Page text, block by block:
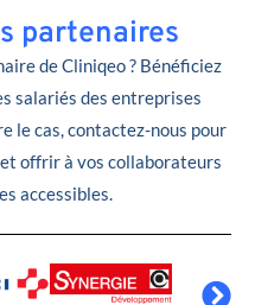
partenaires
de Cliniqeo ? Bénéficiez
salariés des entreprises
le cas, contactez-nous pour
offrir à vos collaborateurs
accessibles.